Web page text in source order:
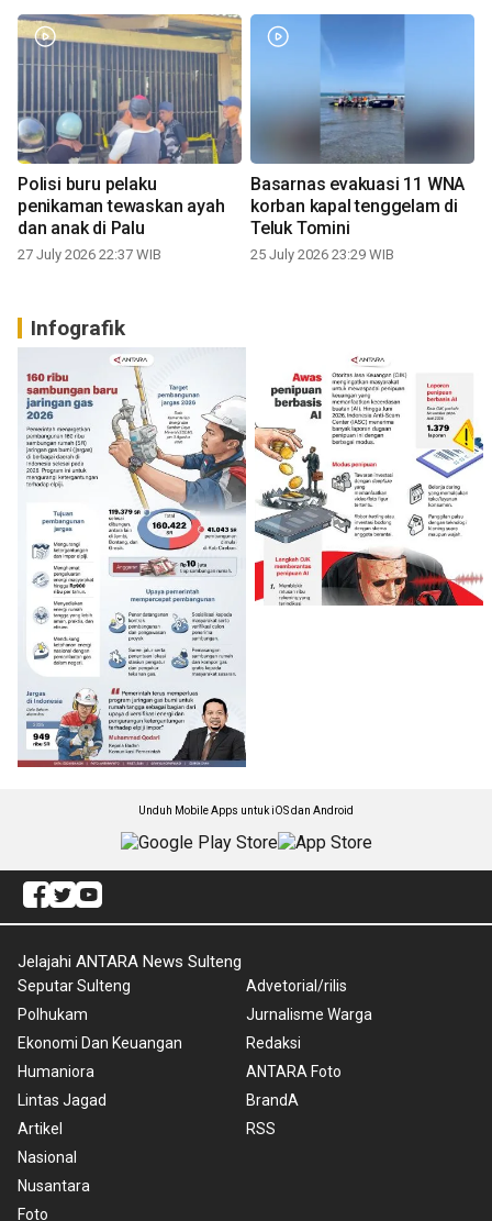
Polisi buru pelaku
penikaman tewaskan ayah
dan anak di Palu
27 July 2026 22:37 WIB
Basarnas evakuasi 11 WNA
korban kapal tenggelam di
Teluk Tomini
25 July 2026 23:29 WIB
Infografik
Unduh Mobile Apps untuk iOS dan Android
Jelajahi ANTARA News Sulteng
Seputar Sulteng
Polhukam
Ekonomi Dan Keuangan
Humaniora
Lintas Jagad
Artikel
Nasional
Nusantara
Foto
Advetorial/rilis
Jurnalisme Warga
Redaksi
ANTARA Foto
BrandA
RSS